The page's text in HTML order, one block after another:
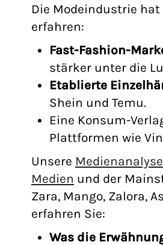
Die Modeindustrie
erfahren:
Fast-Fashion-
stärker unter die
Etablierte
Shein und Temu.
Eine Konsum-
Plattformen wie
Unsere
Medien und der
Zara, Mango, Zalora,
erfahren Sie:
Was die